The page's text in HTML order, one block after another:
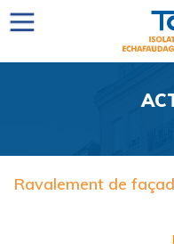
Ravalement de